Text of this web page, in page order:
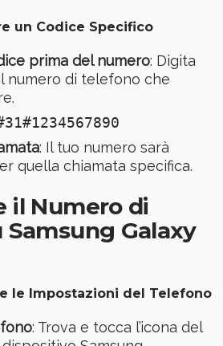
un Codice Specifico
prima del numero: Digita
numero di telefono che
: Il tuo numero sarà
quella chiamata specifica.
il Numero di
Samsung Galaxy
le Impostazioni del Telefono
: Trova e tocca l’icona del